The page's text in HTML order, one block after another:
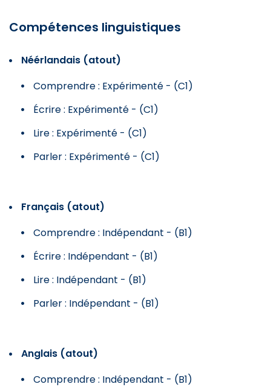
Compétences linguistiques
Néérlandais (atout)
Comprendre : Expérimenté - (C1)
Écrire : Expérimenté - (C1)
Lire : Expérimenté - (C1)
Parler : Expérimenté - (C1)
Français (atout)
Comprendre : Indépendant - (B1)
Écrire : Indépendant - (B1)
Lire : Indépendant - (B1)
Parler : Indépendant - (B1)
Anglais (atout)
Comprendre : Indépendant - (B1)